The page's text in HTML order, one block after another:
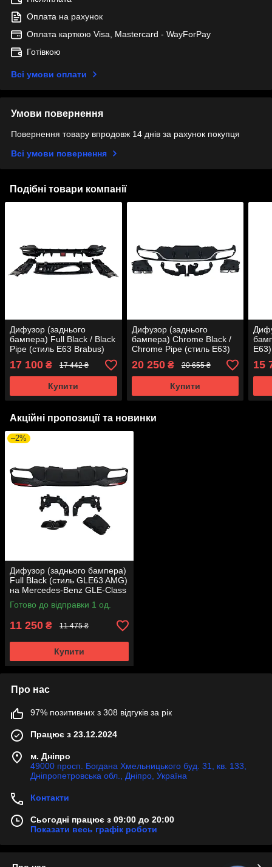
Оплата на рахунок
Оплата карткою Visa, Mastercard - WayForPay
Готівкою
Всі умови оплати
Умови повернення
Повернення товару впродовж 14 днів за рахунок покупця
Всі умови повернення
Подібні товари компанії
Дифузор (заднього
бампера) Full Black / Black
Pipe (стиль E63 Brabus)
AMG на Mercedes-Benz E-
Class W213 2016-2020
року
17 100 ₴ 17 442 ₴
Купити
Дифузор (заднього
бампера) Chrome Black /
Chrome Pipe (стиль E63)
Normal на Mercedes-Benz
E-Class W213 2016-2020
року
20 250₴ 20 655 ₴
Купити
15
Акційні пропозиції та новинки
–2%
Дифузор (заднього бампера)
Full Black (стиль GLE63 AMG)
на Mercedes-Benz GLE-Class
W166 2015-2018 року
Готово до відправки 1 од.
11 250 ₴ 11 475 ₴
Купити
Про нас
97% позитивних з 308 відгуків за рік
Працює з 23.12.2024
м. Дніпро
49000 просп. Богдана Хмельницького буд. 31, кв. 133,
Дніпропетровська обл., Дніпро, Україна
Контакти
Сьогодні працює з 09:00 до 20:00
Показати весь графік роботи